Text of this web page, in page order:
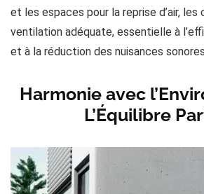
et les espaces pour la reprise d’air, les
ventilation adéquate, essentielle à
et à la réduction des nuisances
Harmonie avec
L’Équilibre